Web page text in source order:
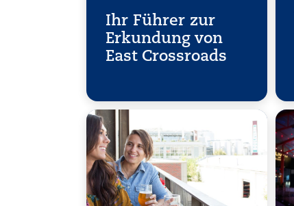
Ihr Führer zur
Erkundung von
East Crossroads